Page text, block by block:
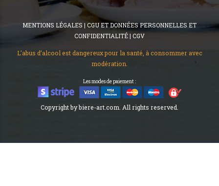
MENTIONS LÉGALES | CGU ET DONNÉES PERSONNELLES ET
CONFIDENTIALITÉ| CGV
L’abus d’alcool est dangereux pour la santé, à consommer avec
modération.
Les modes de paiement :
Copyright by biere-art.com. All rights reserved.